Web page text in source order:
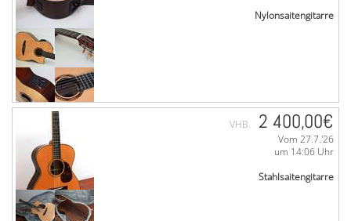
Nylonsaitengitarre
»YAMAHA NCX 900 R
Vielseitig einsetzbare elektronische Yamaha NCX-900 R
(Crossover) Konzertgitarre mit Koffer. Sehr guter, nahezu
neuwertiger Zustand, minimale Spielspuren auf ...mehr
VHB. 2 400,00€
Vom 27.7.'26
um 14:06 Uhr
Stahlsaitengitarre